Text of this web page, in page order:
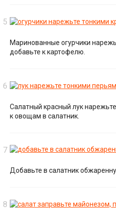
Маринованные огурчики
добавьте к картофелю.
Салатный красный лук
к овощам в салатник.
Добавьте в салатник